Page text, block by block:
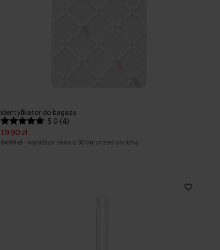
Identyfikator do bagażu
5.0 (4)
19,90 zł
34,90 zł - najniższa cena z 30 dni przed obniżką